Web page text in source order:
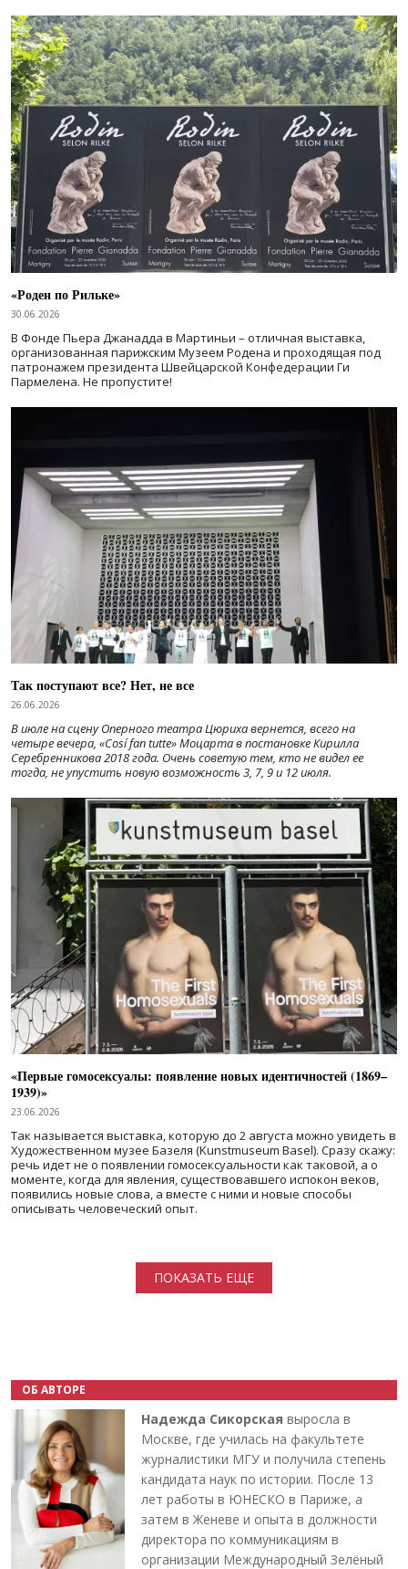
«Роден по Рильке»
30.06.2026
В Фонде Пьера Джанадда в Мартиньи – отличная выставка,
организованная парижским Музеем Родена и проходящая под
патронажем президента Швейцарской Конфедерации Ги
Пармелена. Не пропустите!
Так поступают все? Нет, не все
26.06.2026
В июле на сцену Оперного театра Цюриха вернется, всего на
четыре вечера, «Cosí fan tutte» Моцарта в постановке Кирилла
Серебренникова 2018 года. Очень советую тем, кто не видел ее
тогда, не упустить новую возможность 3, 7, 9 и 12 июля.
«Первые гомосексуалы: появление новых идентичностей (1869–
1939)»
23.06.2026
Так называется выставка, которую до 2 августа можно увидеть в
Художественном музее Базеля (Kunstmuseum Basel). Сразу скажу:
речь идет не о появлении гомосексуальности как таковой, а о
моменте, когда для явления, существовавшего испокон веков,
появились новые слова, а вместе с ними и новые способы
описывать человеческий опыт.
ПОКАЗАТЬ ЕЩЕ
ОБ АВТОРЕ
Надежда Сикорская выросла в
Москве, где училась на факультете
журналистики МГУ и получила степень
кандидата наук по истории. После 13
лет работы в ЮНЕСКО в Париже, а
затем в Женеве и опыта в должности
директора по коммуникациям в
организации Международный Зелёный